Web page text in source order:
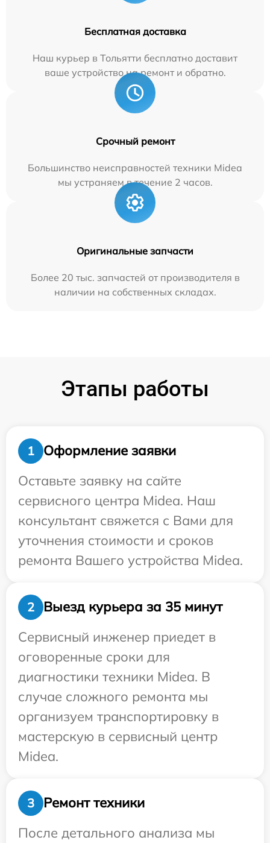
Бесплатная доставка
Наш курьер в Тольятти бесплатно доставит
ваше устройство на ремонт и обратно.
Срочный ремонт
Большинство неисправностей техники Midea
мы устраняем в течение 2 часов.
Оригинальные запчасти
Более 20 тыс. запчастей от производителя в
наличии на собственных складах.
Этапы работы
1
Оформление заявки
Оставьте заявку на сайте
сервисного центра Midea. Наш
консультант свяжется с Вами для
уточнения стоимости и сроков
ремонта Вашего устройства Midea.
2
Выезд курьера за 35 минут
Сервисный инженер приедет в
оговоренные сроки для
диагностики техники Midea. В
случае сложного ремонта мы
организуем транспортировку в
мастерскую в сервисный центр
Midea.
3
Ремонт техники
После детального анализа мы